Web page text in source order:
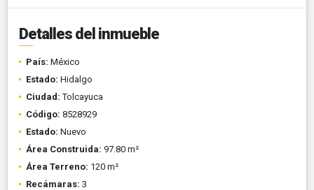
Detalles del inmueble
País: México
Estado: Hidalgo
Ciudad: Tolcayuca
Código: 8528929
Estado: Nuevo
Área Construida: 97.80 m²
Área Terreno: 120 m²
Recámaras: 3